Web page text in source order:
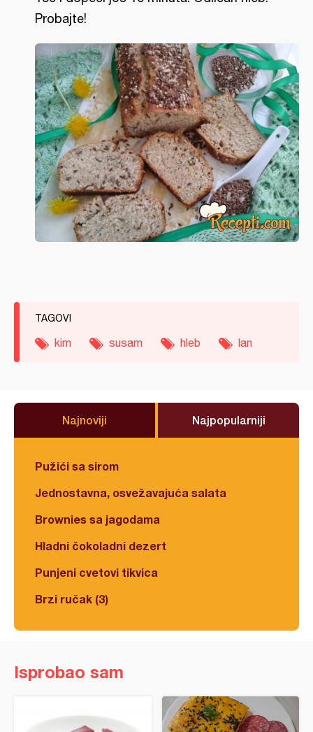
Probajte!
TAGOVI
kim susam hleb lan
Najnoviji Najpopularniji
Pužići sa sirom
Jednostavna, osvežavajuća salata
Brownies sa jagodama
Hladni čokoladni dezert
Punjeni cvetovi tikvica
Brzi ručak (3)
Isprobao sam